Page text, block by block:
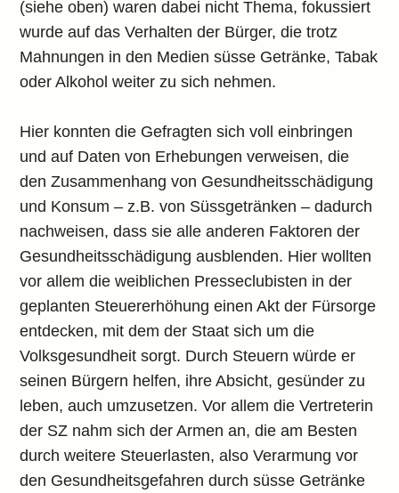
(siehe oben) waren dabei nicht Thema, fokussiert
wurde auf das Verhalten der Bürger, die trotz
Mahnungen in den Medien süsse Getränke, Tabak
oder Alkohol weiter zu sich nehmen.
Hier konnten die Gefragten sich voll einbringen
und auf Daten von Erhebungen verweisen, die
den Zusammenhang von Gesundheitsschädigung
und Konsum – z.B. von Süssgetränken – dadurch
nachweisen, dass sie alle anderen Faktoren der
Gesundheitsschädigung ausblenden. Hier wollten
vor allem die weiblichen Presseclubisten in der
geplanten Steuererhöhung einen Akt der Fürsorge
entdecken, mit dem der Staat sich um die
Volksgesundheit sorgt. Durch Steuern würde er
seinen Bürgern helfen, ihre Absicht, gesünder zu
leben, auch umzusetzen. Vor allem die Vertreterin
der SZ nahm sich der Armen an, die am Besten
durch weitere Steuerlasten, also Verarmung vor
den Gesundheitsgefahren durch süsse Getränke